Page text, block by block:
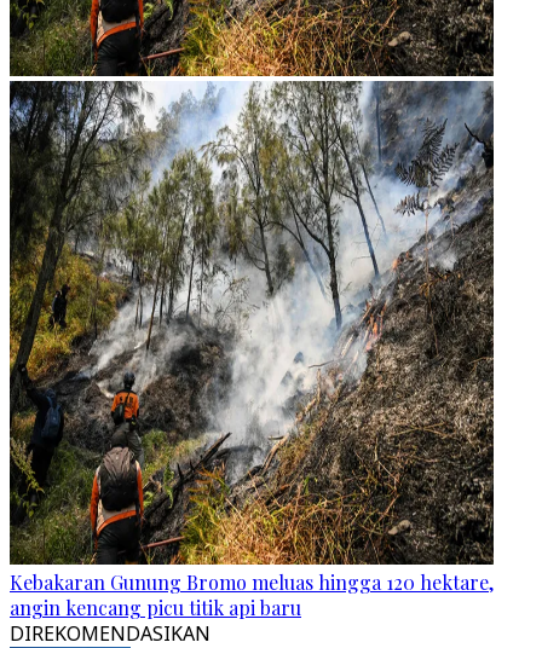
Kebakaran Gunung Bromo meluas hingga 120 hektare,
angin kencang picu titik api baru
DIREKOMENDASIKAN